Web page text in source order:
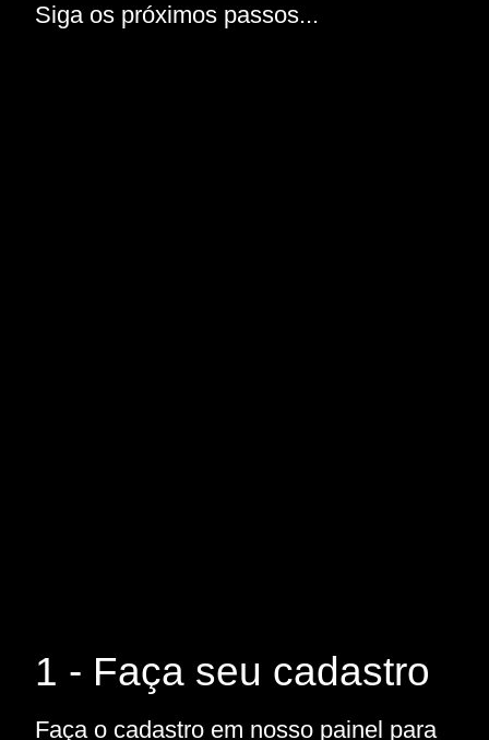
Siga os próximos passos...
1 - Faça seu cadastro
Faça o cadastro em nosso painel para